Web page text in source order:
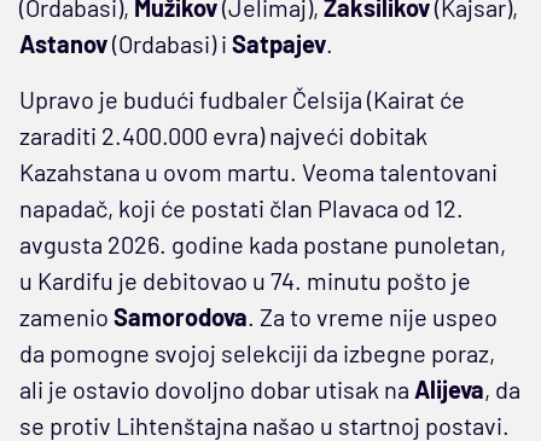
(Ordabasi), Mužikov(Jelimaj), Žaksilikov(Kajsar),
Astanov(Ordabasi) i Satpajev.
Upravo je budući fudbaler Čelsija (Kairat će
zaraditi 2.400.000 evra) najveći dobitak
Kazahstana u ovom martu. Veoma talentovani
napadač, koji će postati član Plavaca od 12.
avgusta 2026. godine kada postane punoletan,
u Kardifu je debitovao u 74. minutu pošto je
zamenio Samorodova. Za to vreme nije uspeo
da pomogne svojoj selekciji da izbegne poraz,
ali je ostavio dovoljno dobar utisak na Alijeva, da
se protiv Lihtenštajna našao u startnoj postavi.